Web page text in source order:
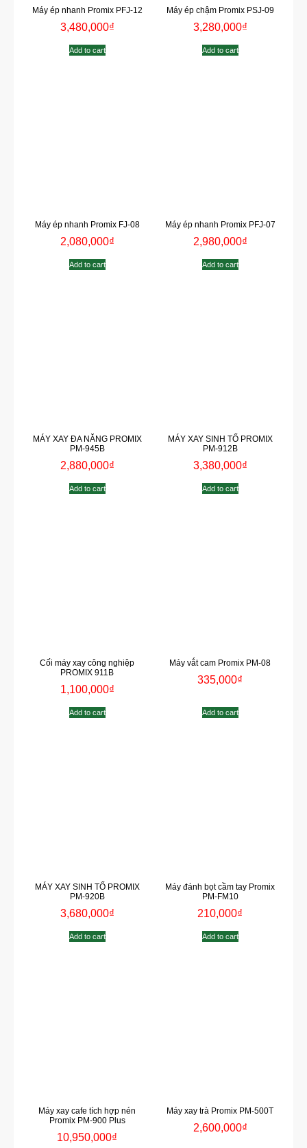
Máy ép nhanh Promix PFJ-12
3,480,000₫
Add to cart
Máy ép chậm Promix PSJ-09
3,280,000₫
Add to cart
Máy ép nhanh Promix FJ-08
2,080,000₫
Add to cart
Máy ép nhanh Promix PFJ-07
2,980,000₫
Add to cart
MÁY XAY ĐA NĂNG PROMIX
PM-945B
2,880,000₫
Add to cart
MÁY XAY SINH TỐ PROMIX
PM-912B
3,380,000₫
Add to cart
Cối máy xay công nghiệp
PROMIX 911B
1,100,000₫
Add to cart
Máy vắt cam Promix PM-08
335,000₫
Add to cart
MÁY XAY SINH TỐ PROMIX
PM-920B
3,680,000₫
Add to cart
Máy đánh bọt cầm tay Promix
PM-FM10
210,000₫
Add to cart
Máy xay cafe tích hợp nén
Promix PM-900 Plus
10,950,000₫
Máy xay trà Promix PM-500T
2,600,000₫